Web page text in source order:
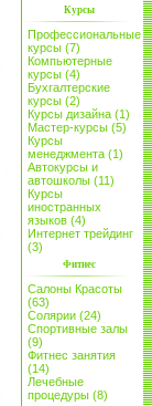
Курсы
Профессиональные
курсы (7)
Компьютерные
курсы (4)
Бухгалтерские
курсы (2)
Курсы дизайна (1)
Мастер-курсы (5)
Курсы
менеджмента (1)
Автокурсы и
автошколы (11)
Курсы
иностранных
языков (4)
Интернет трейдинг
(3)
Фитнес
Салоны Красоты
(63)
Солярии (24)
Спортивные залы
(9)
Фитнес занятия
(14)
Лечебные
процедуры (8)